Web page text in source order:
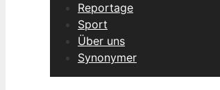
Reportage
Sport
Über uns
Synonymer